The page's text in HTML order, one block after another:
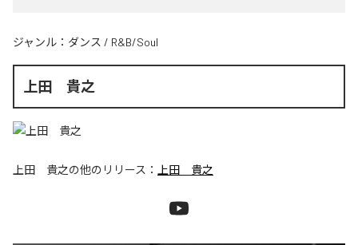
ジャンル： ダンス / R&B/Soul
上田 貴之
上田 貴之の他のリリース： 上田 貴之